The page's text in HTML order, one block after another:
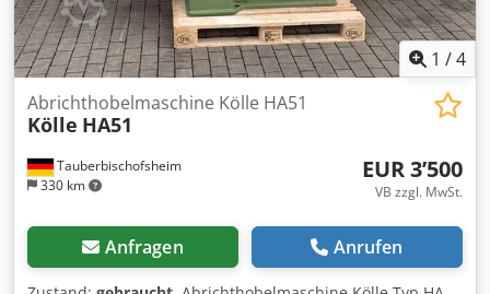
1 /4
Tauberbischofsheim
330 km
Abrichthobelmaschine Kölle HA51
Kölle HA51
EUR 3’500
VB zzgl. MwSt.
Anfragen Anrufen